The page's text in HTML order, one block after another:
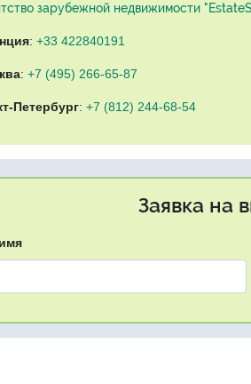
зарубежной недвижимости
: +33 422840191
: +7 (495) 266-65-87
Петербург: +7 (812) 244-68-54
Заявка на